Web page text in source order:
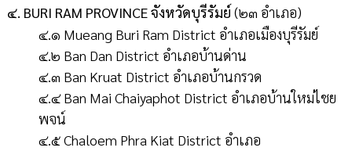
๔. BURI RAM PROVINCE จังหวัดบุรีรัมย์ (๒๓ อำเภอ)
๔.๑ Mueang Buri Ram District อำเภอเมืองบุรีรัมย์
๔.๒ Ban Dan District อำเภอบ้านด่าน
๔.๓ Ban Kruat District อำเภอบ้านกรวด
๔.๔ Ban Mai Chaiyaphot District อำเภอบ้านใหม่ไชย
พจน์
๔.๕ Chaloem Phra Kiat District อำเภอ